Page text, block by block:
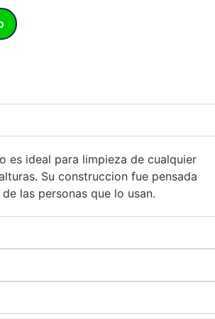
es ideal para limpieza de cualquier
Su construccion fue pensada
las personas que lo usan.